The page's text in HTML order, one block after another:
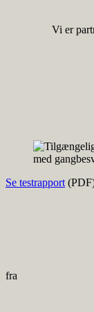
Vi er
Se testrapport
fra